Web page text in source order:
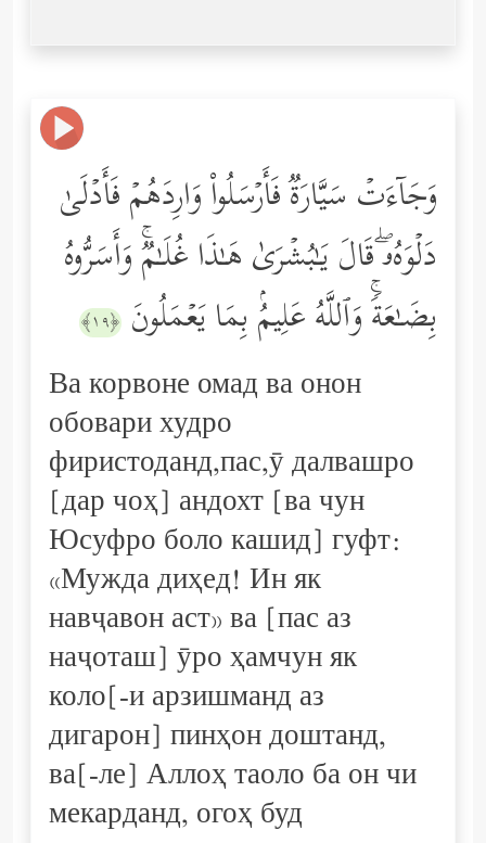
وَجَاۤءَتۡ سَیَّارَةࣱ فَأَرۡسَلُواْ وَارِدَهُمۡ فَأَدۡلَىٰ
دَلۡوَهُۥۖ قَالَ یَـٰبُشۡرَىٰ هَـٰذَا غُلَـٰمࣱۚ وَأَسَرُّوهُ
بِضَـٰعَةࣰۚ وَٱللَّهُ عَلِیمُۢ بِمَا یَعۡمَلُونَ ﴿١٩﴾
Ва корвоне омад ва онон
обовари худро
фиристоданд,пас,ӯ далвашро
[дар чоҳ] андохт [ва чун
Юсуфро боло кашид] гуфт:
«Мужда диҳед! Ин як
навҷавон аст» ва [пас аз
наҷоташ] ӯро ҳамчун як
коло[-и арзишманд аз
дигарон] пинҳон доштанд,
ва[-ле] Аллоҳ таоло ба он чи
мекарданд, огоҳ буд